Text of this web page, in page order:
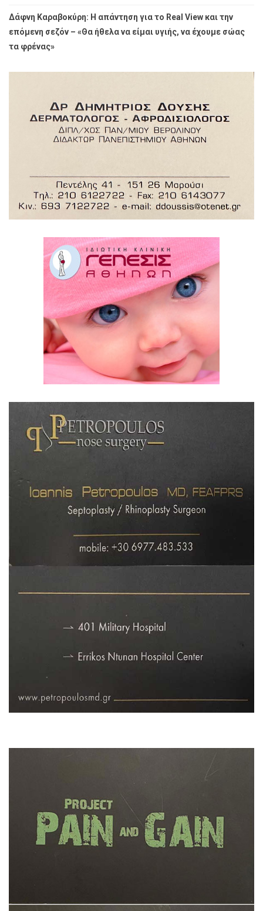
Δάφνη Καραβοκύρη: Η απάντηση για το Real View και την
επόμενη σεζόν – «Θα ήθελα να είμαι υγιής, να έχουμε σώας
τα φρένας»